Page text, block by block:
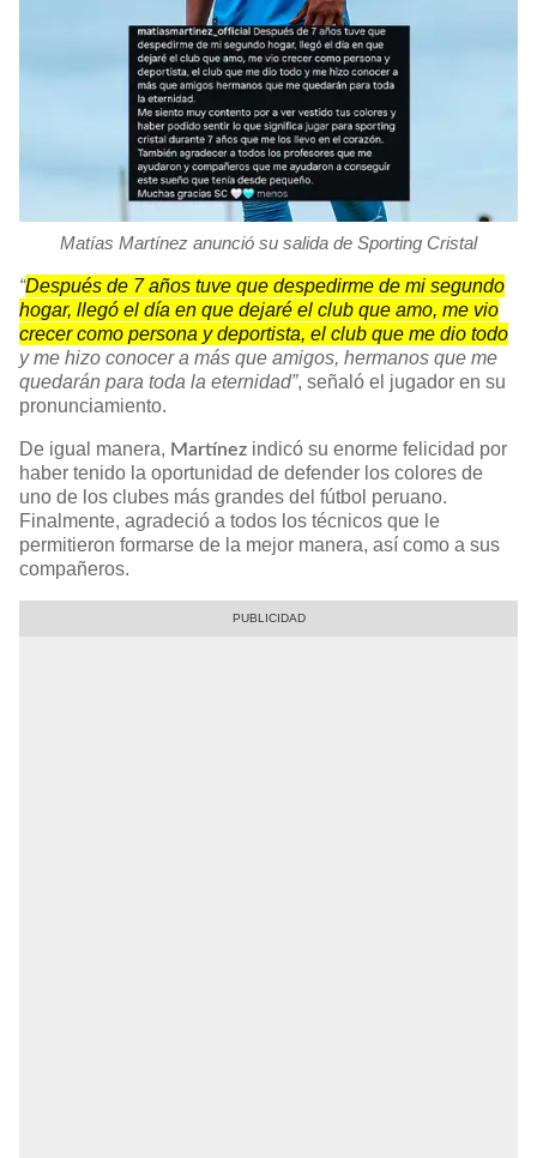
Matías Martínez anunció su salida de Sporting Cristal
“Después de 7 años tuve que despedirme de mi segundo
hogar, llegó el día en que dejaré el club que amo, me vio
crecer como persona y deportista, el club que me dio todo
y me hizo conocer a más que amigos, hermanos que me
quedarán para toda la eternidad”, señaló el jugador en su
pronunciamiento.
De igual manera, Martínez indicó su enorme felicidad por
haber tenido la oportunidad de defender los colores de
uno de los clubes más grandes del fútbol peruano.
Finalmente, agradeció a todos los técnicos que le
permitieron formarse de la mejor manera, así como a sus
compañeros.